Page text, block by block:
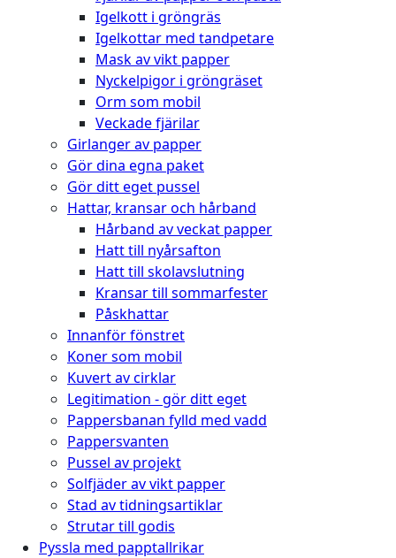
Igelkott i gröngräs
Igelkottar med tandpetare
Mask av vikt papper
Nyckelpigor i gröngräset
Orm som mobil
Veckade fjärilar
Girlanger av papper
Gör dina egna paket
Gör ditt eget pussel
Hattar, kransar och hårband
Hårband av veckat papper
Hatt till nyårsafton
Hatt till skolavslutning
Kransar till sommarfester
Påskhattar
Innanför fönstret
Koner som mobil
Kuvert av cirklar
Legitimation - gör ditt eget
Pappersbanan fylld med vadd
Pappersvanten
Pussel av projekt
Solfjäder av vikt papper
Stad av tidningsartiklar
Strutar till godis
Pyssla med papptallrikar